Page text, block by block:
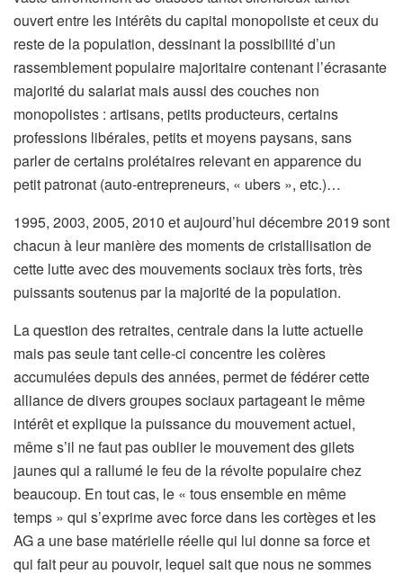
ouvert entre les intérêts du capital monopoliste et ceux du
reste de la population, dessinant la possibilité d’un
rassemblement populaire majoritaire contenant l’écrasante
majorité du salariat mais aussi des couches non
monopolistes : artisans, petits producteurs, certains
professions libérales, petits et moyens paysans, sans
parler de certains prolétaires relevant en apparence du
petit patronat (auto-entrepreneurs, « ubers », etc.)…
1995, 2003, 2005, 2010 et aujourd’hui décembre 2019 sont
chacun à leur manière des moments de cristallisation de
cette lutte avec des mouvements sociaux très forts, très
puissants soutenus par la majorité de la population.
La question des retraites, centrale dans la lutte actuelle
mais pas seule tant celle-ci concentre les colères
accumulées depuis des années, permet de fédérer cette
alliance de divers groupes sociaux partageant le même
intérêt et explique la puissance du mouvement actuel,
même s’il ne faut pas oublier le mouvement des gilets
jaunes qui a rallumé le feu de la révolte populaire chez
beaucoup. En tout cas, le « tous ensemble en même
temps » qui s’exprime avec force dans les cortèges et les
AG a une base matérielle réelle qui lui donne sa force et
qui fait peur au pouvoir, lequel sait que nous ne sommes